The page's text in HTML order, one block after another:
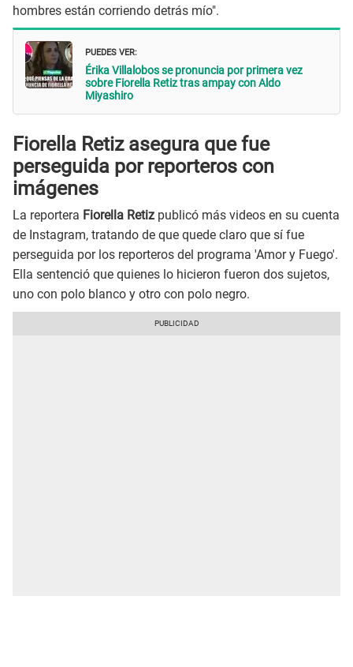
hombres están corriendo detrás mío".
PUEDES VER:
Érika Villalobos se pronuncia por primera vez
sobre Fiorella Retiz tras ampay con Aldo
Miyashiro
Fiorella Retiz asegura que fue
perseguida por reporteros con
imágenes
La reportera Fiorella Retiz publicó más videos en su cuenta
de Instagram, tratando de que quede claro que sí fue
perseguida por los reporteros del programa 'Amor y Fuego'.
Ella sentenció que quienes lo hicieron fueron dos sujetos,
uno con polo blanco y otro con polo negro.